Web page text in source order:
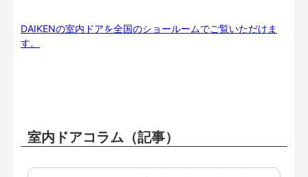
DAIKENの室内ドアを全国のショールームでご覧いただけま
す。
室内ドアコラム（記事）